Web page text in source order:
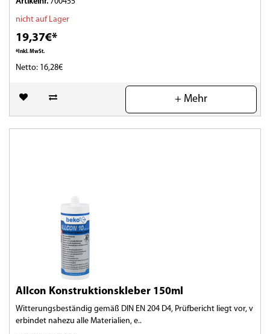
nicht auf Lager
19,37€*
*Inkl. MwSt.
Netto: 16,28€
(0)
+ Mehr
Allcon Konstruktionskleber 150ml
Witterungsbeständig gemäß DIN EN 204 D4, Prüfbericht liegt vor, v
erbindet nahezu alle Materialien, e..